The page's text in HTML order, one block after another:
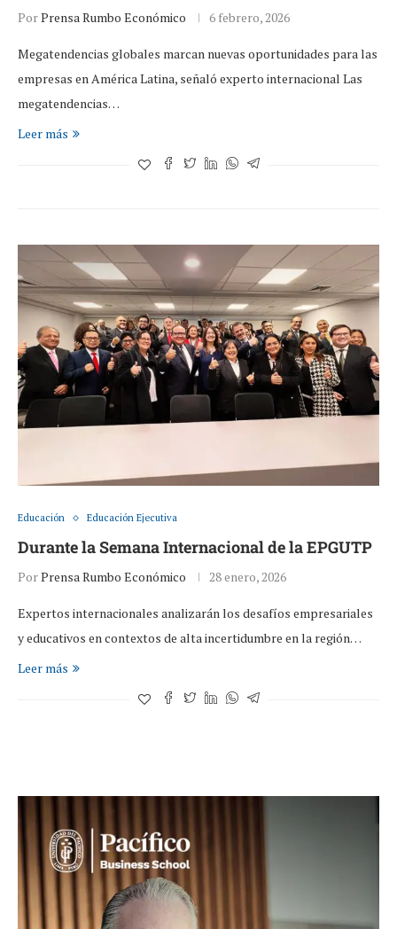
PorPrensa Rumbo Económico 6 febrero, 2026
Megatendencias globales marcan nuevas oportunidades para las
empresas en América Latina, señaló experto internacional Las
megatendencias…
Leer más
Educación Educación Ejecutiva
Durante la Semana Internacional de la EPGUTP
PorPrensa Rumbo Económico 28 enero, 2026
Expertos internacionales analizarán los desafíos empresariales
y educativos en contextos de alta incertidumbre en la región…
Leer más